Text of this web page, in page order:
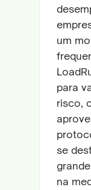
um
para
risco,
se
na